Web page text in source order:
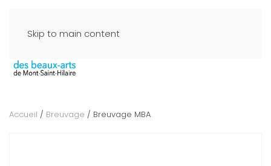
Skip to main content
Accueil / Breuvage / Breuvage MBA